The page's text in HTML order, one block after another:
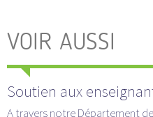
VOIR AUSSI
Soutien aux
A travers notre Département